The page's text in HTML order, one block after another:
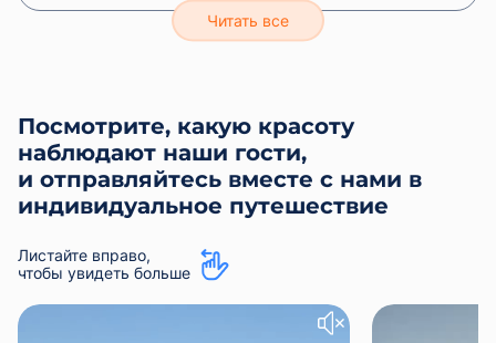
Корабли в акватории Невы появляются
Морского Флота всегда привлекает внимание
жителей и гостей города. Во время парада
корабли в акватории Невы демонстрируют
всю свою мощь и красоту, создавая
незабываемую картину на фоне исторических
Если посмотреть на корабли в акватории Невы
с катера, то можно ощутить атмосферу
праздника в полной мере. Не упустите
Посмотрите, какую красоту
наблюдают наши гости,
и отправляйтесь вместе с нами в
индивидуальное путешествие
Листайте вправо,
чтобы увидеть больше